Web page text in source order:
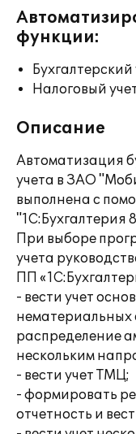
функции:
Бухгалтерский
Налоговый
Описание
Автоматизация
учета в ЗАО
выполнена с
"1С:Бухгалтерия
При выборе
учета
ПП
- вести учет
нематериальных
распределение
нескольким
- вести учет ТМЦ;
- формировать
отчетность и